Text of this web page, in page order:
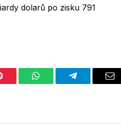
dolarů po zisku 791
WhatsAppTelegram